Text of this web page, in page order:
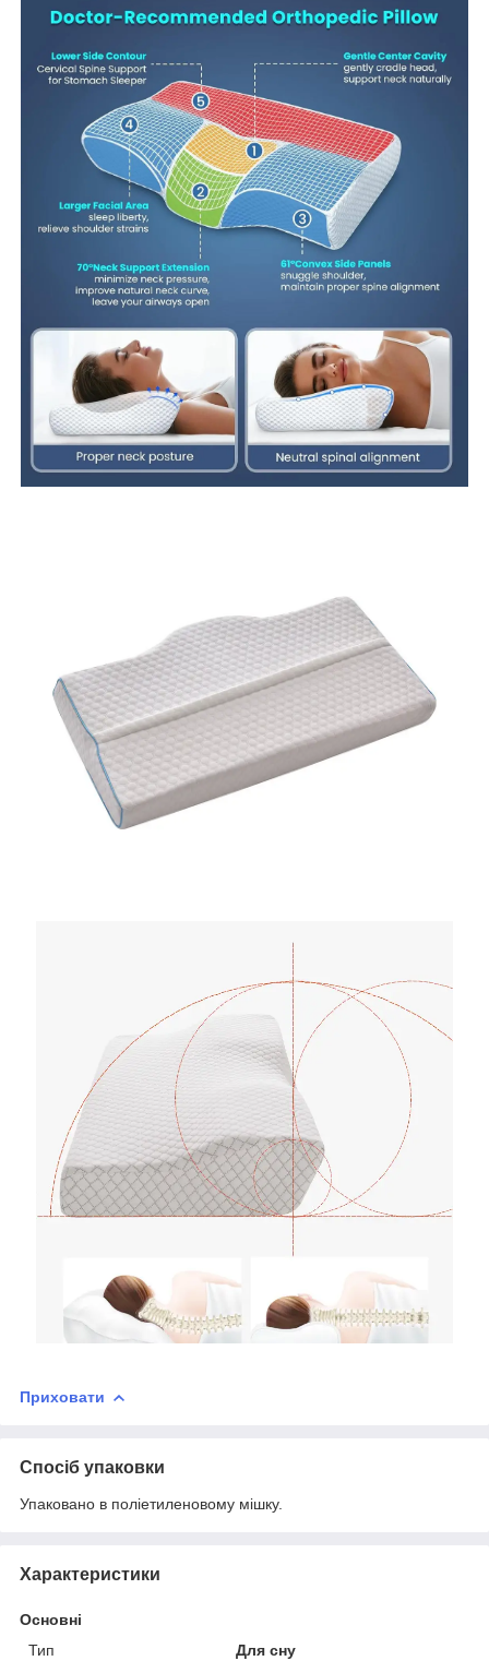
Приховати
Спосіб упаковки
Упаковано в поліетиленовому мішку.
Характеристики
Основні
Тип
Для сну